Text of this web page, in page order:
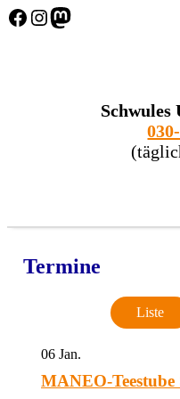
Facebook Instagram Mastodon
Termine
Liste
06 Jan.
MANEO-Teestube